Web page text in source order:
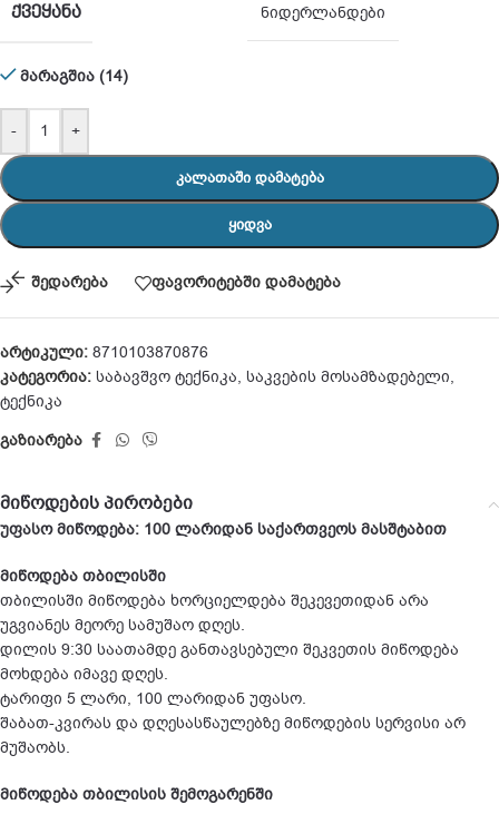
ᲥᲕᲔᲧᲐᲜᲐ ნიდერლანდები
მარაგშია (14)
- +
ᲙᲐᲚᲐᲗᲐᲨᲘ ᲓᲐᲛᲐᲢᲔᲑᲐ
ᲧᲘᲓᲕᲐ
შედარება ფავორიტებში დამატება
არტიკული: 8710103870876
კატეგორია: საბავშვო ტექნიკა, საკვების მოსამზადებელი,
ტექნიკა
გაზიარება
მიწოდების პირობები
უფასო მიწოდება: 100 ლარიდან საქართვეოს მასშტაბით
მიწოდება თბილისში
თბილისში მიწოდება ხორციელდება შეკევეთიდან არა
უგვიანეს მეორე სამუშაო დღეს.
დილის 9:30 საათამდე განთავსებული შეკვეთის მიწოდება
მოხდება იმავე დღეს.
ტარიფი 5 ლარი, 100 ლარიდან უფასო.
შაბათ-კვირას და დღესასწაულებზე მიწოდების სერვისი არ
მუშაობს.
მიწოდება თბილისის შემოგარენში